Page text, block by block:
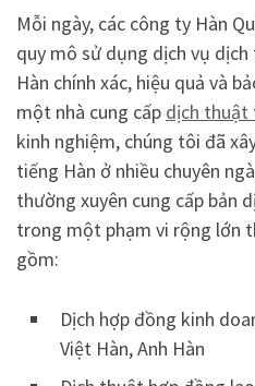
Mỗi ngày, các công ty Hàn
quy mô sử dụng dịch vụ
Hàn chính xác, hiệu quả và
một nhà cung cấp dịch thuật
kinh nghiệm, chúng tôi đã
tiếng Hàn ở nhiều chuyên
thường xuyên cung cấp bản
trong một phạm vi rộng lớn
gồm:
Dịch hợp đồng kinh
Việt Hàn, Anh Hàn